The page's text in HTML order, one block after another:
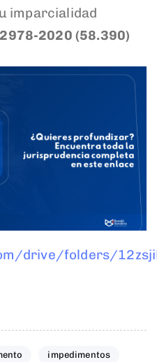
imparcialidad
2020 (58.390)
drive/folders/
impedimentos